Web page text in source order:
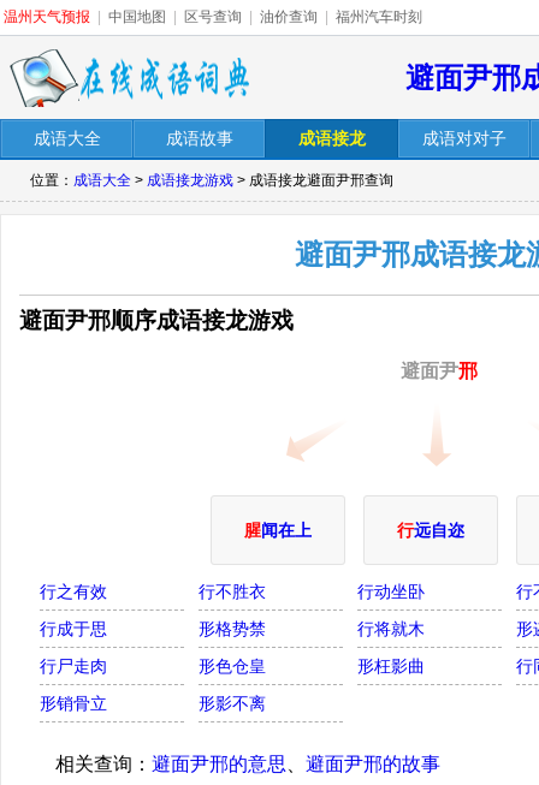
温州天气预报 中国地图 区号查询 油价查询 福州汽车时刻
避面尹邢
成语大全 成语故事 成语接龙 成语对对子
位置： 成语大全 > 成语接龙游戏 > 成语接龙避面尹邢查询
避面尹邢成语接龙
避面尹邢顺序成语接龙游戏
避面尹邢
腥闻在上 行远自迩
行之有效 行不胜衣 行动坐卧
行
行成于思
形格势禁 行将就木
形
行尸走肉
形色仓皇 形枉影曲
行
形销骨立
形影不离
相关查询： 避面尹邢的意思 避面尹邢的故事